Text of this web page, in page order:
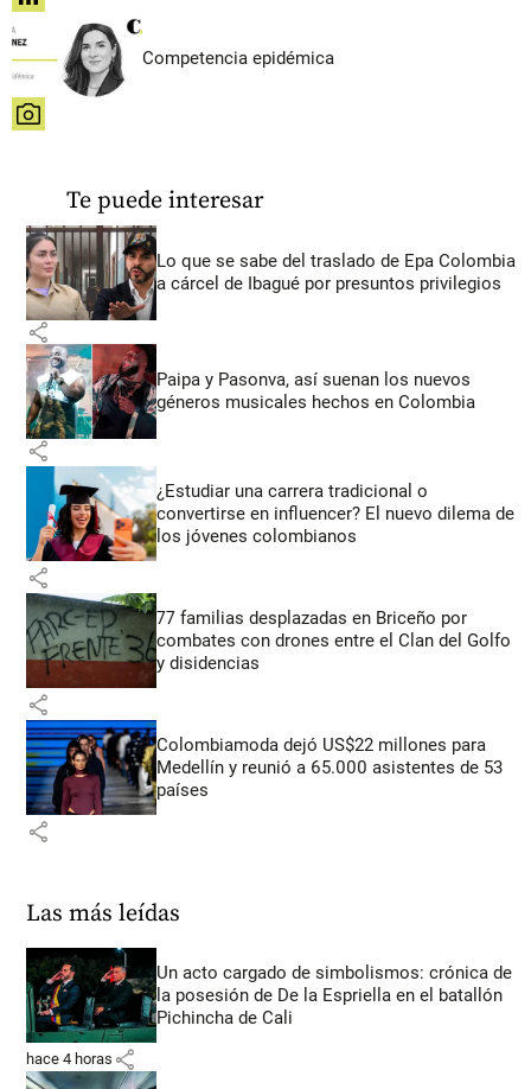
Competencia epidémica
share
Te puede interesar
Lo que se sabe del traslado de Epa Colombia
a cárcel de Ibagué por presuntos privilegios
share
Paipa y Pasonva, así suenan los nuevos
géneros musicales hechos en Colombia
share
¿Estudiar una carrera tradicional o
convertirse en influencer? El nuevo dilema de
los jóvenes colombianos
share
77 familias desplazadas en Briceño por
combates con drones entre el Clan del Golfo
y disidencias
share
Colombiamoda dejó US$22 millones para
Medellín y reunió a 65.000 asistentes de 53
países
share
Las más leídas
Un acto cargado de simbolismos: crónica de
la posesión de De la Espriella en el batallón
Pichincha de Cali
hace 4 horas share